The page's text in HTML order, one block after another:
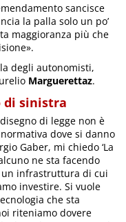
sancisce
la palla solo un po’
maggioranza più che
degli autonomisti,
Marguerettaz.
di sinistra
di legge non è
dove si danno
Gaber, mi chiedo ‘La
ne sta facendo
un infrastruttura di cui
investire. Si vuole
che sta
riteniamo dovere